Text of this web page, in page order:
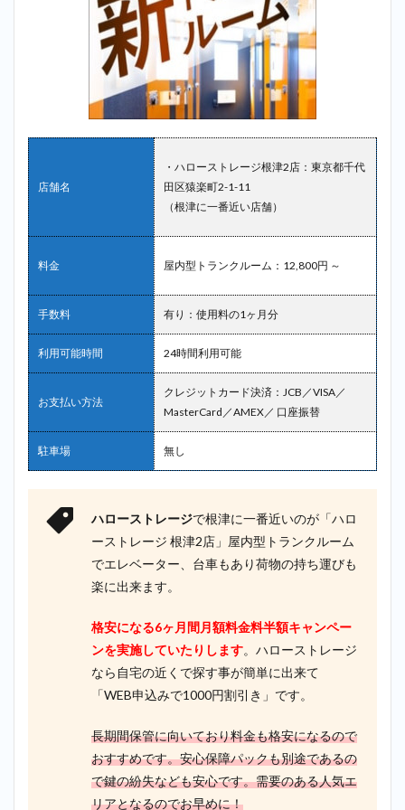
一番
近い
店
舗）
2.5
5位：
ポケ
＿根
津
2.6
6
トランクル
ーム）＿根
津
7位：
宅ト
ラ＿
根津
根津
2.9
9位：
ス ＿
根津
2.10
10位：
ディノ
ーゼッ
トサー
根津
店舗名
・ハローストレージ根津2店：東京都千代
田区猿楽町2-1-11
（根津に一番近い店舗）
料金 屋内型トランクルーム：12,800円 ～
手数料 有り：使用料の1ヶ月分
利用可能時間 24時間利用可能
お支払い方法
クレジットカード決済：JCB／VISA／
MasterCard／AMEX／ 口座振替
駐車場 無し
ハローストレージで根津に一番近いのが「ハロ
ーストレージ 根津2店」屋内型トランクルーム
でエレベーター、台車もあり荷物の持ち運びも
楽に出来ます。
格安になる6ヶ月間月額料金料半額キャンペー
ンを実施していたりします。ハローストレージ
なら自宅の近くで探す事が簡単に出来て
「WEB申込みで1000円割引き」です。
長期間保管に向いており料金も格安になるので
おすすめです。安心保障パックも別途であるの
で鍵の紛失なども安心です。需要のある人気エ
リアとなるのでお早めに！